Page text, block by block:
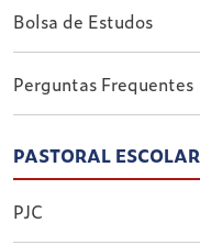
Bolsa de Estudos
Perguntas Frequentes
PASTORAL ESCOLAR
PJC